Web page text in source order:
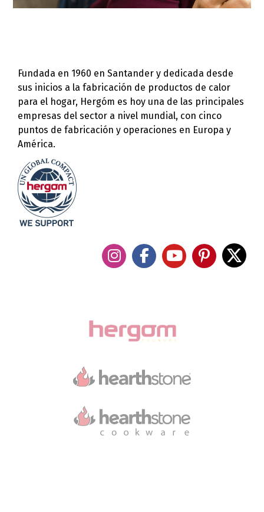
Fundada en 1960 en Santander y dedicada desde
sus inicios a la fabricación de productos de calor
para el hogar, Hergóm es hoy una de las principales
empresas del sector a nivel mundial, con cinco
puntos de fabricación y operaciones en Europa y
América.